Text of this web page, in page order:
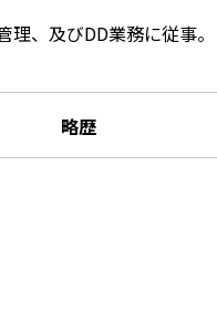
、及びDD業務に従事。
略歴